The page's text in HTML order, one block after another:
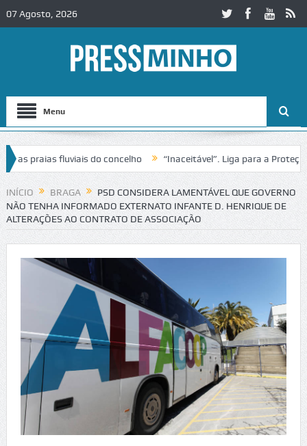
07 Agosto, 2026
Menu
fluviais do concelho “Inaceitável”. Liga para a Proteção da
de trânsito no IC2 em Alcobaça Igreja do Castelo de Cerveira
INÍCIO BRAGA
PSD CONSIDERA LAMENTÁVEL QUE GOVERNO
NÃO TENHA INFORMADO EXTERNATO INFANTE D. HENRIQUE DE
ALTERAÇÕES AO CONTRATO DE ASSOCIAÇÃO